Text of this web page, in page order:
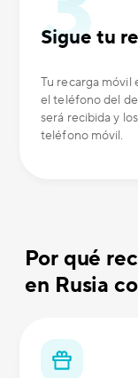
Sigue tu
Tu recarga móvil
el teléfono del
será recibida y
teléfono móvil.
Por qué
en Rusia